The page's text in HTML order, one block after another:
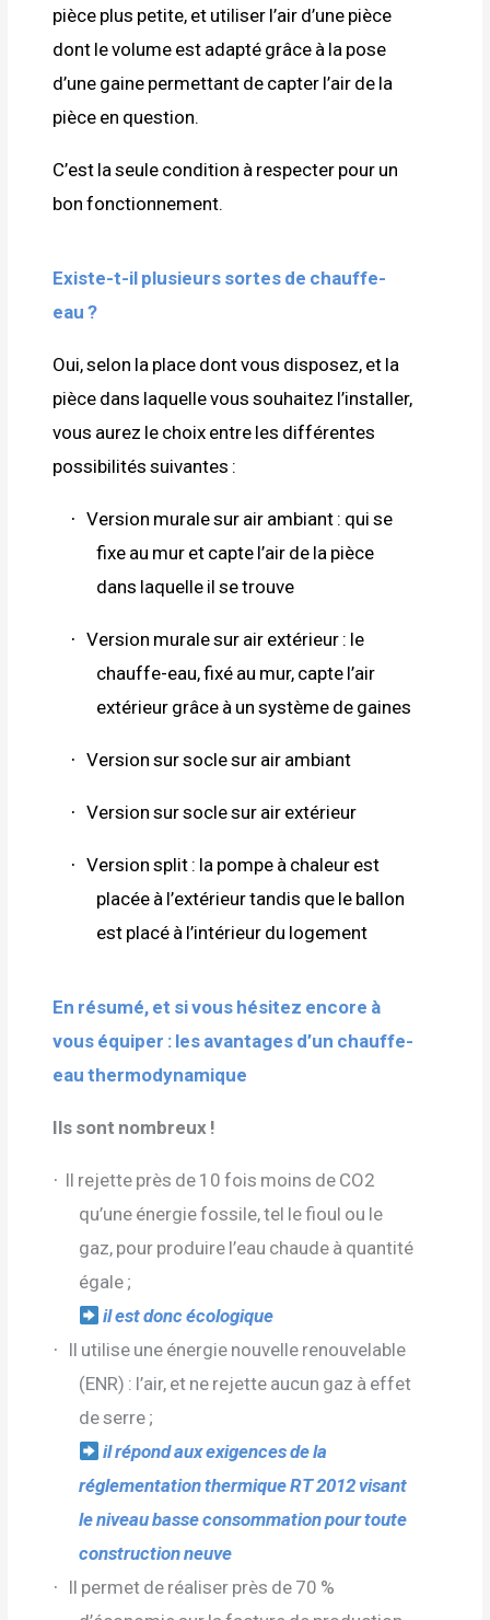
pièce plus petite, et utiliser l’air d’une pièce
dont le volume est adapté grâce à la pose
d’une gaine permettant de capter l’air de la
pièce en question.
C’est la seule condition à respecter pour un
bon fonctionnement.
Existe-t-il plusieurs sortes de chauffe-
eau ?
Oui, selon la place dont vous disposez, et la
pièce dans laquelle vous souhaitez l’installer,
vous aurez le choix entre les différentes
possibilités suivantes :
· Version murale sur air ambiant : qui se
fixe au mur et capte l’air de la pièce
dans laquelle il se trouve
· Version murale sur air extérieur : le
chauffe-eau, fixé au mur, capte l’air
extérieur grâce à un système de gaines
· Version sur socle sur air ambiant
· Version sur socle sur air extérieur
· Version split : la pompe à chaleur est
placée à l’extérieur tandis que le ballon
est placé à l’intérieur du logement
En résumé, et si vous hésitez encore à
vous équiper : les avantages d’un chauffe-
eau thermodynamique
Ils sont nombreux !
· Il rejette près de 10 fois moins de CO2
qu’une énergie fossile, tel le fioul ou le
gaz, pour produire l’eau chaude à quantité
égale ;
il est donc écologique
·
Il utilise une énergie nouvelle renouvelable
(ENR) : l’air, et ne rejette aucun gaz à effet
de serre ;
il répond aux exigences de la
réglementation thermique RT 2012 visant
le niveau basse consommation pour toute
construction neuve
·
Il permet de réaliser près de 70 %